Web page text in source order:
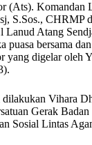
(Ats). Komandan
S.Sos., CHRMP
Atang
puasa bersama
yang digelar oleh
Vihara
Gerak
Sosial Lintas